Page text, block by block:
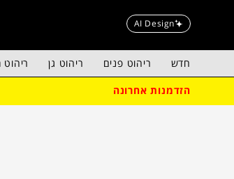
AI Design
חדש ריהוט פנים ריהוט גן
הזדמנות אחרונה